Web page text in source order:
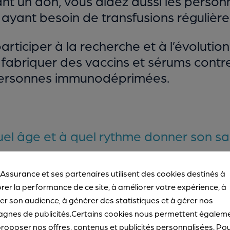
besoin de transfusions
à la recherche et à
des vaccins et sérums
immunodéprimées.
âge et à quel rythme donner son
est possible dès 18 ans et
avoir moins de 66 ans, est-il
(EFS).
et ses partenaires utilisent des cookies destinés à
la performance de ce site, à améliorer votre expérience, à
son audience, à générer des statistiques et à gérer nos
de publicités.Certains cookies nous permettent
nos offres, contenus et publicités personnalisées.